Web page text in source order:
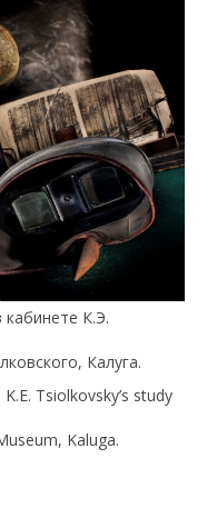
К.Э.
Калуга.
Tsiolkovsky’s study
Kaluga.